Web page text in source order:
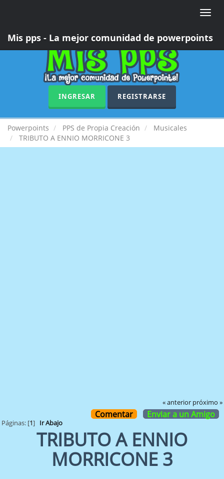
Toggle
Mis pps - La mejor comunidad de powerpoints
INGRESAR REGISTRARSE
Powerpoints PPS de Propia Creación
Musicales
TRIBUTO A ENNIO MORRICONE 3
« anterior próximo »
Comentar Enviar a un Amigo
Páginas: [1] Ir Abajo
TRIBUTO A ENNIO
MORRICONE 3